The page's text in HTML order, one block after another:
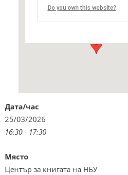
Център за книгата на НБУ
бул. Монтевидео 21 - София
Do you own this website?
Дата/час
25/03/2026
16:30 - 17:30
Място
Център за книгата на НБУ